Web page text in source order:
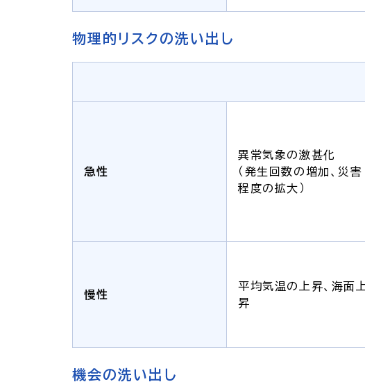
物理的リスクの洗い出し
急性
異常気象の激甚化
（発生回数の増加、災害
程度の拡大）
慢性
平均気温の上昇、海面
昇
機会の洗い出し